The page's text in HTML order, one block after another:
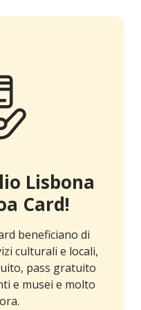
Lisbona
Card!
beneficiano di
culturali e locali,
pass gratuito
e musei e molto